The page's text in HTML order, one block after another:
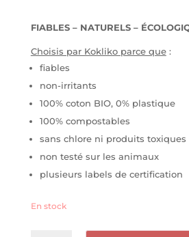
FIABLES – NATURELS –
Choisis par Kokliko parce que:
fiables
non-irritants
100% coton BIO, 0% plastique
100% compostables
sans chlore ni produits toxiques
non testé sur les animaux
plusieurs labels de certification
En stock